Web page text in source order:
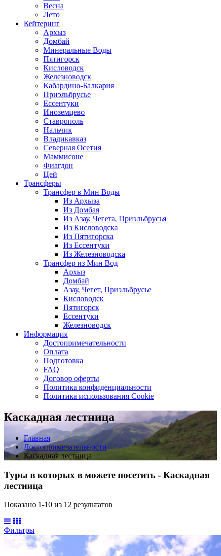
Весна
Лето
Кейтеринг
Архыз
Домбай
Минеральные Воды
Пятигорск
Кисловодск
Железноводск
Кабардино-Балкария
Приэльбрусье
Ессентуки
Иноземцево
Ставрополь
Нальчик
Владикавказ
Северная Осетия
Маммисоне
Фиагдон
Цей
Трансферы
Трансфер в Мин Воды
Из Архыза
Из Домбая
Из Азау, Чегета, Приэльбрусья
Из Кисловодска
Из Пятигорска
Из Ессентуки
Из Железноводска
Трансфер из Мин Вод
Архыз
Домбай
Азау, Чегет, Приэльбрусье
Кисловодск
Пятигорск
Ессентуки
Железноводск
Информация
Достопримечательности
Оплата
Подготовка
FAQ
Договор оферты
Политика конфиденциальности
Политика использования Cookie
Каскадная лестница
Главная
Достопримечательности
Каскадная лестница
Туры в которых в можете посетить - Каскадная
лестница
Показано 1-10 из 12 результатов
Фильтры